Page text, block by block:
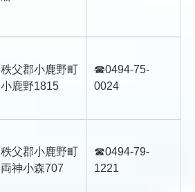
秩父郡小鹿野町
小鹿野1815
☎0494-75-
0024
秩父郡小鹿野町
両神小森707
☎0494-79-
1221